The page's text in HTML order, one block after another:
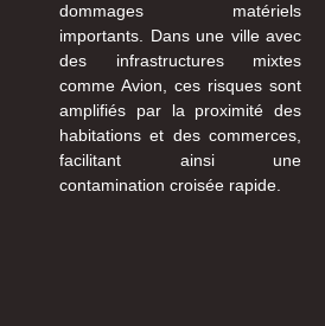
dommages matériels
importants. Dans une ville avec
des infrastructures mixtes
comme Avion, ces risques sont
amplifiés par la proximité des
habitations et des commerces,
facilitant ainsi une
contamination croisée rapide.